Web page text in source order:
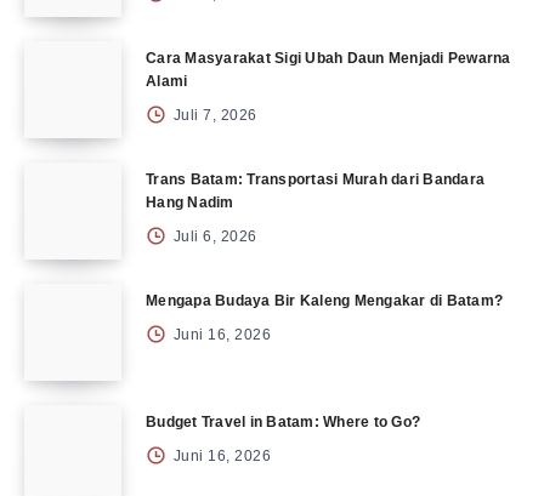
Cara Masyarakat Sigi Ubah Daun Menjadi Pewarna
Alami
Juli 7, 2026
Trans Batam: Transportasi Murah dari Bandara
Hang Nadim
Juli 6, 2026
Mengapa Budaya Bir Kaleng Mengakar di Batam?
Juni 16, 2026
Budget Travel in Batam: Where to Go?
Juni 16, 2026